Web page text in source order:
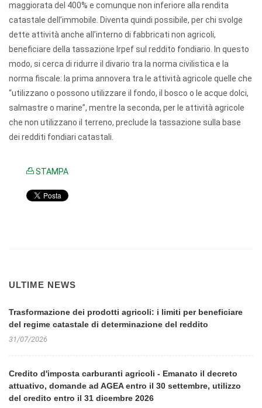
maggiorata del 400% e comunque non inferiore alla rendita
catastale dell’immobile. Diventa quindi possibile, per chi svolge
dette attività anche all’interno di fabbricati non agricoli,
beneficiare della tassazione Irpef sul reddito fondiario. In questo
modo, si cerca di ridurre il divario tra la norma civilistica e la
norma fiscale: la prima annovera tra le attività agricole quelle che
“utilizzano o possono utilizzare il fondo, il bosco o le acque dolci,
salmastre o marine”, mentre la seconda, per le attività agricole
che non utilizzano il terreno, preclude la tassazione sulla base
dei redditi fondiari catastali.
STAMPA
ULTIME NEWS
Trasformazione dei prodotti agricoli: i limiti per beneficiare
del regime catastale di determinazione del reddito
31/07/2026
Credito d'imposta carburanti agricoli - Emanato il decreto
attuativo, domande ad AGEA entro il 30 settembre, utilizzo
del credito entro il 31 dicembre 2026